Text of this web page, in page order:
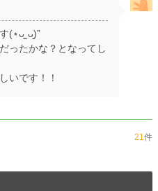
(⋆ᴗ͈ˬᴗ͈)”
ったかな？となってし
いです！！
21件